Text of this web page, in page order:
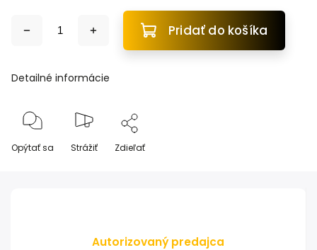
Pridať do košíka
Detailné informácie
Opýtať sa Strážiť Zdieľať
Autorizovaný predajca